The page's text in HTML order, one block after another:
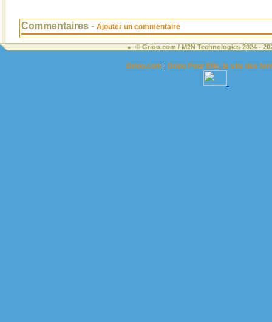
Commentaires - Ajouter un commentaire
© Grioo.com / M2N Technologies 2024 -
Grioo.com |Grioo Pour Elle, le site des